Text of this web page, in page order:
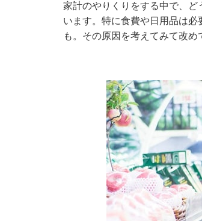
家計のやりくりをする中で、
います。特に食費や日用品は
も。その原因を考えてみて改め